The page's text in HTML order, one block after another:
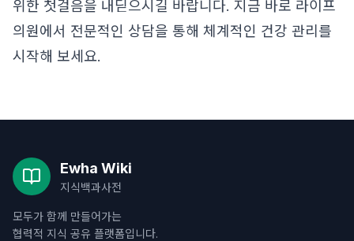
위한 첫걸음을 내딛으시길 바랍니다. 지금 바로 라이프
의원에서 전문적인 상담을 통해 체계적인 건강 관리를
시작해 보세요.
Ewha Wiki
지식백과사전
모두가 함께 만들어가는
협력적 지식 공유 플랫폼입니다.